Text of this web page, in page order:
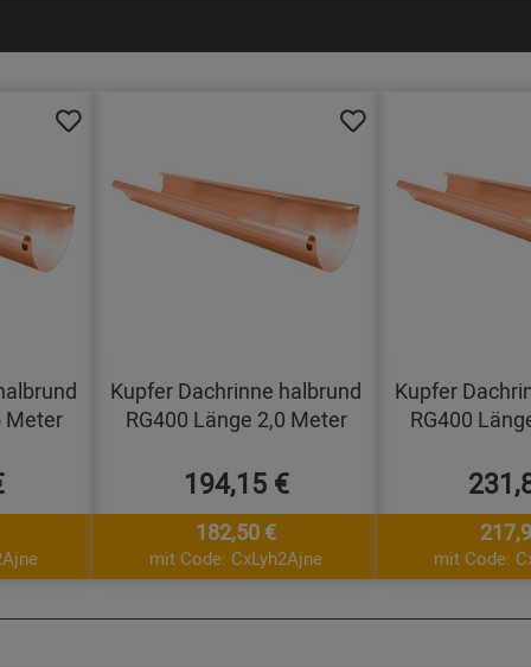
Meter
Kupfer Dachrinne halbrund
RG400 Länge 2,0 Meter
194,15 €
182,50 €
mit Code: CxLyh2Ajne
Kupfer
RG400
mit Code: